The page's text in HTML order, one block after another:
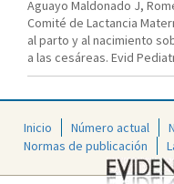
Aguayo Maldonado J,
Comité de Lactancia
al parto y al nacimiento
a las cesáreas. Evid
Inicio Número actual
Normas de publicación